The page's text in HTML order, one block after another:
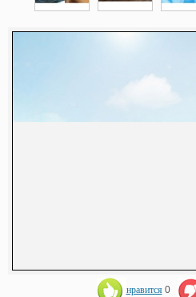
нравится 0